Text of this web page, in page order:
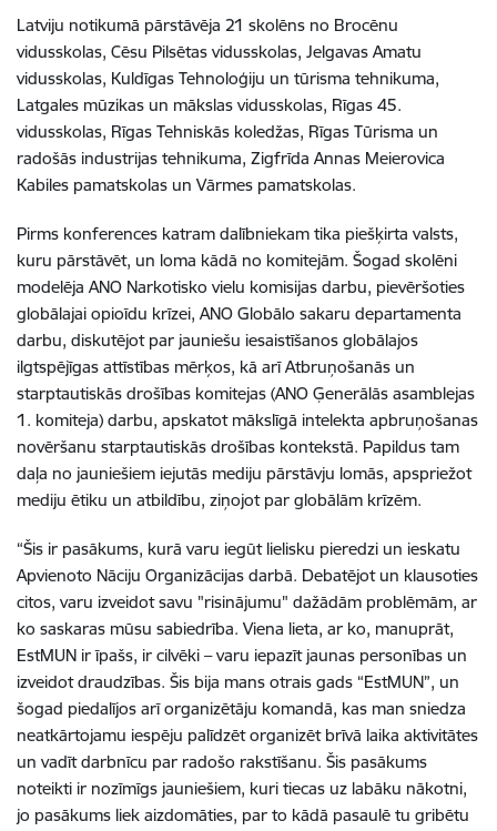
Latviju notikumā pārstāvēja 21 skolēns no Brocēnu
vidusskolas, Cēsu Pilsētas vidusskolas, Jelgavas Amatu
vidusskolas, Kuldīgas Tehnoloģiju un tūrisma tehnikuma,
Latgales mūzikas un mākslas vidusskolas, Rīgas 45.
vidusskolas, Rīgas Tehniskās koledžas, Rīgas Tūrisma un
radošās industrijas tehnikuma, Zigfrīda Annas Meierovica
Kabiles pamatskolas un Vārmes pamatskolas.
Pirms konferences katram dalībniekam tika piešķirta valsts,
kuru pārstāvēt, un loma kādā no komitejām. Šogad skolēni
modelēja ANO Narkotisko vielu komisijas darbu, pievēršoties
globālajai opioīdu krīzei, ANO Globālo sakaru departamenta
darbu, diskutējot par jauniešu iesaistīšanos globālajos
ilgtspējīgas attīstības mērķos, kā arī Atbruņošanās un
starptautiskās drošības komitejas (ANO Ģenerālās asamblejas
1. komiteja) darbu, apskatot mākslīgā intelekta apbruņošanas
novēršanu starptautiskās drošības kontekstā. Papildus tam
daļa no jauniešiem iejutās mediju pārstāvju lomās, apspriežot
mediju ētiku un atbildību, ziņojot par globālām krīzēm.
“Šis ir pasākums, kurā varu iegūt lielisku pieredzi un ieskatu
Apvienoto Nāciju Organizācijas darbā. Debatējot un klausoties
citos, varu izveidot savu "risinājumu" dažādām problēmām, ar
ko saskaras mūsu sabiedrība. Viena lieta, ar ko, manuprāt,
EstMUN ir īpašs, ir cilvēki – varu iepazīt jaunas personības un
izveidot draudzības. Šis bija mans otrais gads “EstMUN”, un
šogad piedalījos arī organizētāju komandā, kas man sniedza
neatkārtojamu iespēju palīdzēt organizēt brīvā laika aktivitātes
un vadīt darbnīcu par radošo rakstīšanu. Šis pasākums
noteikti ir nozīmīgs jauniešiem, kuri tiecas uz labāku nākotni,
jo pasākums liek aizdomāties, par to kādā pasaulē tu gribētu